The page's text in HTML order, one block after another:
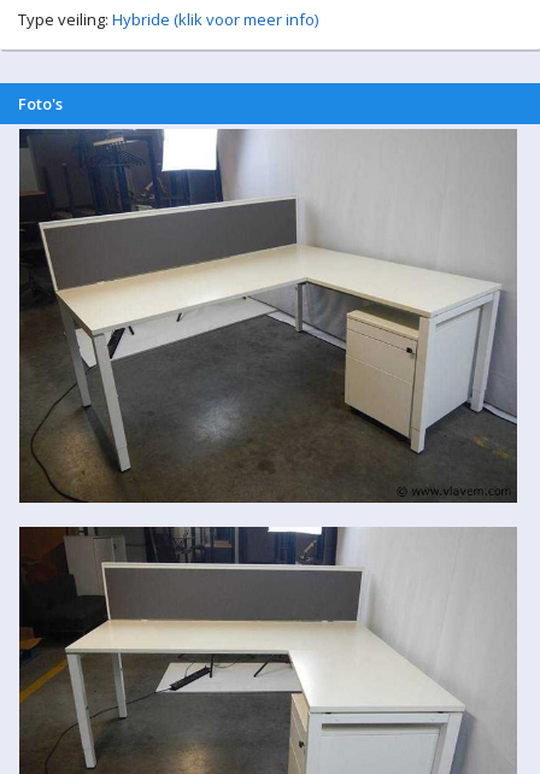
Type veiling: Hybride (klik voor meer info)
Foto's